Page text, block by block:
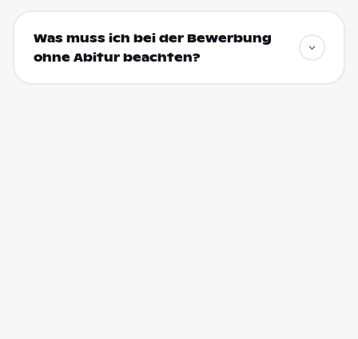
Was muss ich bei der Bewerbung
ohne Abitur beachten?